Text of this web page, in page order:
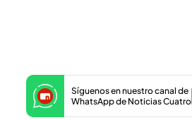
Síguenos en nuestro canal de
WhatsApp de Noticias Cuatro